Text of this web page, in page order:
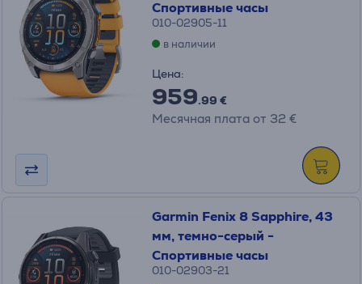
Спортивные часы
010-02905-11
в наличии
Цена:
959.99 €
Месячная плата от 32 €
Garmin Fenix 8 Sapphire, 43
мм, темно-серый -
Спортивные часы
010-02903-21